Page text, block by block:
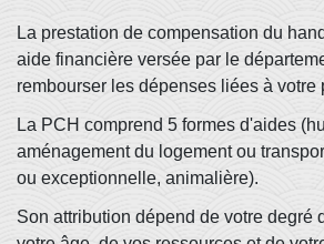
La prestation de compensation du
aide financière versée par le
rembourser les dépenses liées à votre
La PCH comprend 5 formes d'aides
aménagement du logement ou
ou exceptionnelle, animalière).
Son attribution dépend de votre degré